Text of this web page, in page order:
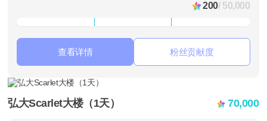
200/ 50,000
查看详情 粉丝贡献度
弘大Scarlet大楼（1天） 70,000